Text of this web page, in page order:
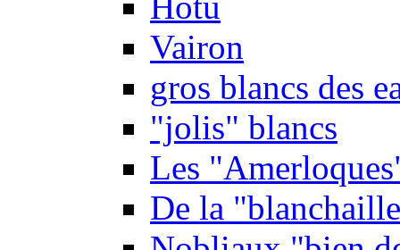
Vairon
gros blancs des
"jolis" blancs
Les
De la